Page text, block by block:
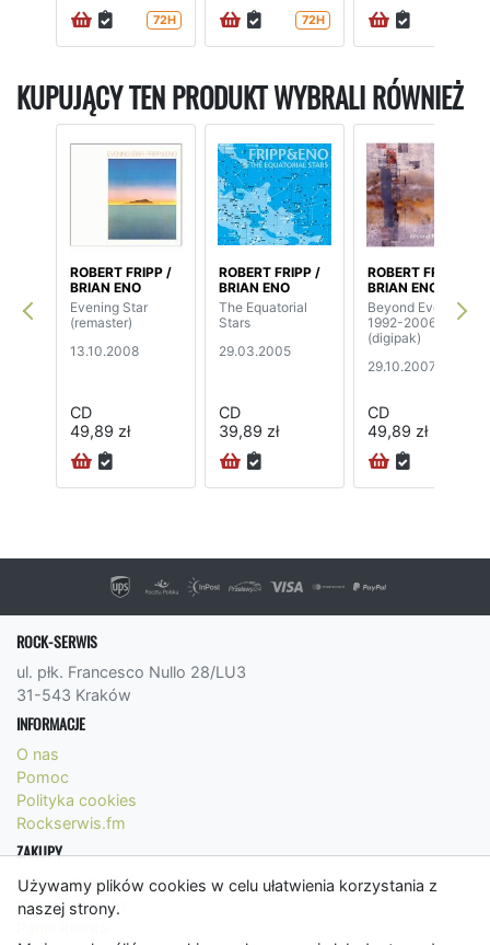
Używamy plików cookies w celu ułatwienia korzystania z
naszej strony.
72H 72H
KUPUJĄCY TEN PRODUKT WYBRALI RÓWNIEŻ
ROBERT FRIPP /
BRIAN ENO
Evening Star
(remaster)
13.10.2008
CD
49,89 zł
ROBERT FRIPP /
BRIAN ENO
The Equatorial
Stars
29.03.2005
CD
39,89 zł
ROBERT FRIPP /
BRIAN ENO
Beyond Even:
1992-2006
(digipak)
29.10.2007
CD
49,89 zł
ROCK-SERWIS
ul. płk. Francesco Nullo 28/LU3
31-543 Kraków
INFORMACJE
O nas
Pomoc
Polityka cookies
Rockserwis.fm
ZAKUPY
Formy płatności
Koszty wysyłki